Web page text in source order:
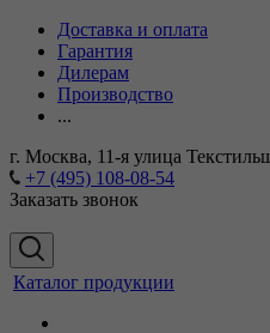
Доставка и оплата
Гарантия
Дилерам
Производство
...
г. Москва, 11-я улица
+7 (495) 108-08-54
Заказать звонок
Каталог продукции